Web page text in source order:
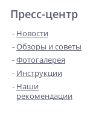
Пресс-центр
Новости
Обзоры и советы
Фотогалерея
Инструкции
Наши
рекомендации